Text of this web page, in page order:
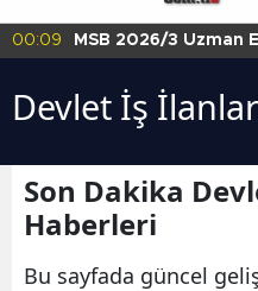
00:09
MSB 2026/3 Uzman
Devlet İş
Son Dakika
Haberleri
Bu sayfada güncel